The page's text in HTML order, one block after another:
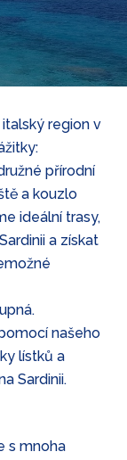
region v
přírodní
a kouzlo
ideální trasy,
a získat
našeho
lístků a
Sardinii.
s mnoha